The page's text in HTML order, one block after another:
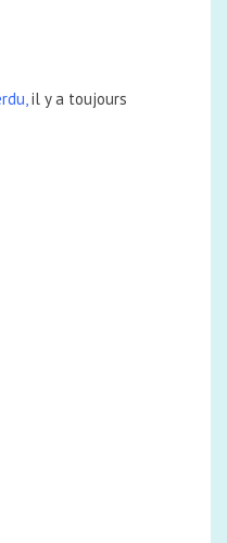
il y a toujours